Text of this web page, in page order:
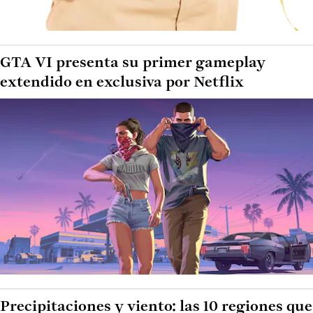
GTA VI presenta su primer gameplay
extendido en exclusiva por Netflix
Precipitaciones y viento: las 10 regiones que